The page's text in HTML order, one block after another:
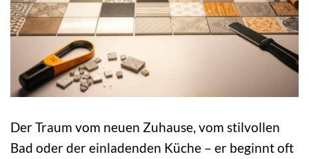
Der Traum vom neuen Zuhause, vom stilvollen
Bad oder der einladenden Küche – er beginnt oft